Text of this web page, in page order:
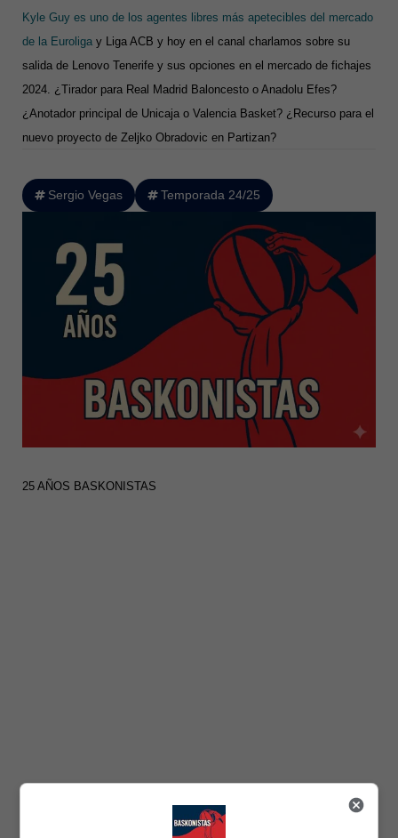
Kyle Guy es uno de los agentes libres más apetecibles del mercado
de la Euroliga y Liga ACB y hoy en el canal charlamos sobre su
salida de Lenovo Tenerife y sus opciones en el mercado de fichajes
2024. ¿Tirador para Real Madrid Baloncesto o Anadolu Efes?
¿Anotador principal de Unicaja o Valencia Basket? ¿Recurso para el
nuevo proyecto de Zeljko Obradovic en Partizan?
Sergio Vegas Temporada 24/25
25 AÑOS BASKONISTAS